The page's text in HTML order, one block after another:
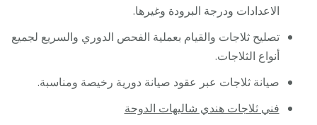
الاعدادات ودرجة البرودة وغيرها.
تصليح ثلاجات والقيام بعملية الفحص الدوري والسريع لجميع
أنواع الثلاجات.
صيانة ثلاجات عبر عقود صيانة دورية رخيصة ومناسبة.
فني ثلاجات هندي شاليهات الدوحة